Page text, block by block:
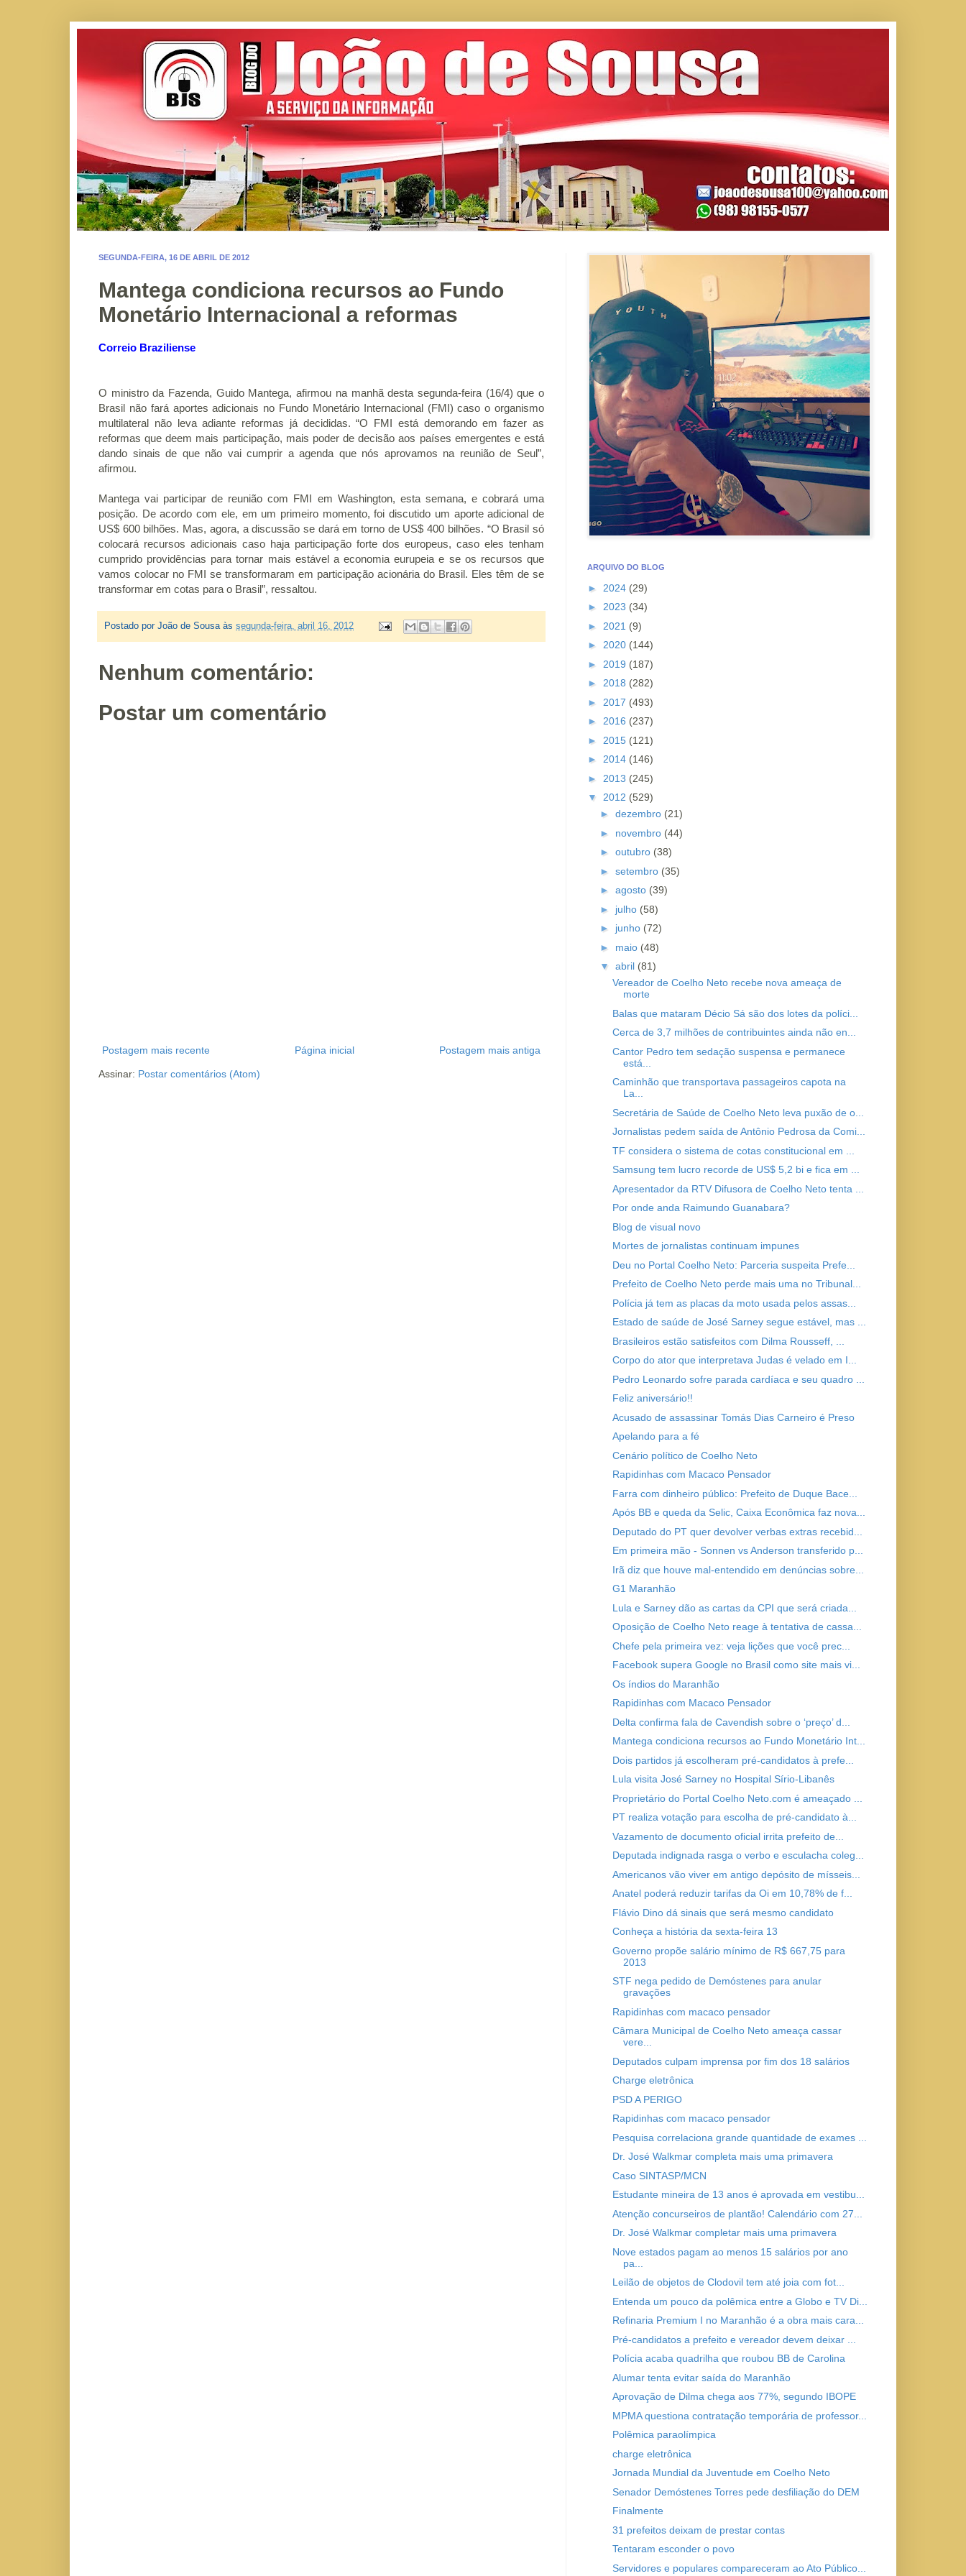
SEGUNDA-FEIRA, 16 DE ABRIL DE 2012
Mantega condiciona recursos ao Fundo
Monetário Internacional a reformas
Correio Braziliense
O ministro da Fazenda, Guido Mantega, afirmou na manhã desta segunda-feira (16/4) que o
Brasil não fará aportes adicionais no Fundo Monetário Internacional (FMI) caso o organismo
multilateral não leva adiante reformas já decididas. “O FMI está demorando em fazer as
reformas que deem mais participação, mais poder de decisão aos países emergentes e está
dando sinais de que não vai cumprir a agenda que nós aprovamos na reunião de Seul”,
afirmou.
Mantega vai participar de reunião com FMI em Washington, esta semana, e cobrará uma
posição. De acordo com ele, em um primeiro momento, foi discutido um aporte adicional de
US$ 600 bilhões. Mas, agora, a discussão se dará em torno de US$ 400 bilhões. “O Brasil só
colocará recursos adicionais caso haja participação forte dos europeus, caso eles tenham
cumprido providências para tornar mais estável a economia eurupeia e se os recursos que
vamos colocar no FMI se transformaram em participação acionária do Brasil. Eles têm de se
transformar em cotas para o Brasil”, ressaltou.
Postado por João de Sousa às segunda-feira, abril 16, 2012
Nenhum comentário:
Postar um comentário
Postagem mais recente Postagem mais antiga
Página inicial
Assinar: Postar comentários (Atom)
ARQUIVO DO BLOG
► 2024 (29)
► 2023 (34)
► 2021 (9)
► 2020 (144)
► 2019 (187)
► 2018 (282)
► 2017 (493)
► 2016 (237)
► 2015 (121)
► 2014 (146)
► 2013 (245)
▼ 2012 (529)
► dezembro (21)
► novembro (44)
► outubro (38)
► setembro (35)
► agosto (39)
► julho (58)
► junho (72)
► maio (48)
▼ abril (81)
Vereador de Coelho Neto recebe nova ameaça de
morte
Balas que mataram Décio Sá são dos lotes da políci...
Cerca de 3,7 milhões de contribuintes ainda não en...
Cantor Pedro tem sedação suspensa e permanece
está...
Caminhão que transportava passageiros capota na
La...
Secretária de Saúde de Coelho Neto leva puxão de o...
Jornalistas pedem saída de Antônio Pedrosa da Comi...
TF considera o sistema de cotas constitucional em ...
Samsung tem lucro recorde de US$ 5,2 bi e fica em ...
Apresentador da RTV Difusora de Coelho Neto tenta ...
Por onde anda Raimundo Guanabara?
Blog de visual novo
Mortes de jornalistas continuam impunes
Deu no Portal Coelho Neto: Parceria suspeita Prefe...
Prefeito de Coelho Neto perde mais uma no Tribunal...
Polícia já tem as placas da moto usada pelos assas...
Estado de saúde de José Sarney segue estável, mas ...
Brasileiros estão satisfeitos com Dilma Rousseff, ...
Corpo do ator que interpretava Judas é velado em I...
Pedro Leonardo sofre parada cardíaca e seu quadro ...
Feliz aniversário!!
Acusado de assassinar Tomás Dias Carneiro é Preso
Apelando para a fé
Cenário político de Coelho Neto
Rapidinhas com Macaco Pensador
Farra com dinheiro público: Prefeito de Duque Bace...
Após BB e queda da Selic, Caixa Econômica faz nova...
Deputado do PT quer devolver verbas extras recebid...
Em primeira mão - Sonnen vs Anderson transferido p...
Irã diz que houve mal-entendido em denúncias sobre...
G1 Maranhão
Lula e Sarney dão as cartas da CPI que será criada...
Oposição de Coelho Neto reage à tentativa de cassa...
Chefe pela primeira vez: veja lições que você prec...
Facebook supera Google no Brasil como site mais vi...
Os índios do Maranhão
Rapidinhas com Macaco Pensador
Delta confirma fala de Cavendish sobre o ‘preço’ d...
Mantega condiciona recursos ao Fundo Monetário Int...
Dois partidos já escolheram pré-candidatos à prefe...
Lula visita José Sarney no Hospital Sírio-Libanês
Proprietário do Portal Coelho Neto.com é ameaçado ...
PT realiza votação para escolha de pré-candidato à...
Vazamento de documento oficial irrita prefeito de...
Deputada indignada rasga o verbo e esculacha coleg...
Americanos vão viver em antigo depósito de mísseis...
Anatel poderá reduzir tarifas da Oi em 10,78% de f...
Flávio Dino dá sinais que será mesmo candidato
Conheça a história da sexta-feira 13
Governo propõe salário mínimo de R$ 667,75 para
2013
STF nega pedido de Demóstenes para anular
gravações
Rapidinhas com macaco pensador
Câmara Municipal de Coelho Neto ameaça cassar
vere...
Deputados culpam imprensa por fim dos 18 salários
Charge eletrônica
PSD A PERIGO
Rapidinhas com macaco pensador
Pesquisa correlaciona grande quantidade de exames ...
Dr. José Walkmar completa mais uma primavera
Caso SINTASP/MCN
Estudante mineira de 13 anos é aprovada em vestibu...
Atenção concurseiros de plantão! Calendário com 27...
Dr. José Walkmar completar mais uma primavera
Nove estados pagam ao menos 15 salários por ano
pa...
Leilão de objetos de Clodovil tem até joia com fot...
Entenda um pouco da polêmica entre a Globo e TV Di...
Refinaria Premium I no Maranhão é a obra mais cara...
Pré-candidatos a prefeito e vereador devem deixar ...
Polícia acaba quadrilha que roubou BB de Carolina
Alumar tenta evitar saída do Maranhão
Aprovação de Dilma chega aos 77%, segundo IBOPE
MPMA questiona contratação temporária de professor...
Polêmica paraolímpica
charge eletrônica
Jornada Mundial da Juventude em Coelho Neto
Senador Demóstenes Torres pede desfiliação do DEM
Finalmente
31 prefeitos deixam de prestar contas
Tentaram esconder o povo
Servidores e populares compareceram ao Ato Público...